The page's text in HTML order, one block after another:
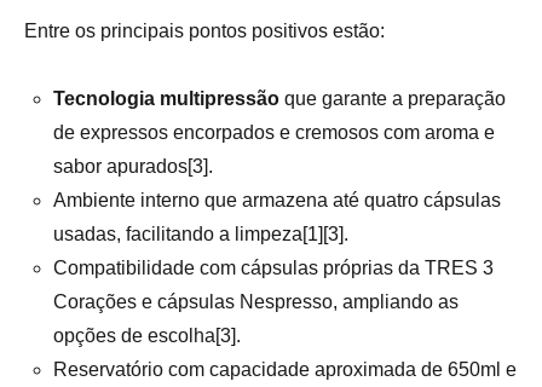
Entre os principais pontos positivos estão:
Tecnologia multipressão que garante a preparação
de expressos encorpados e cremosos com aroma e
sabor apurados[3].
Ambiente interno que armazena até quatro cápsulas
usadas, facilitando a limpeza[1][3].
Compatibilidade com cápsulas próprias da TRES 3
Corações e cápsulas Nespresso, ampliando as
opções de escolha[3].
Reservatório com capacidade aproximada de 650ml e